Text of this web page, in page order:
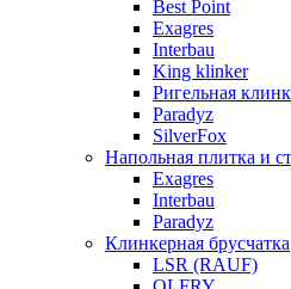
Best Point
Exagres
Interbau
King klinker
Ригельная
Paradyz
SilverFox
Напольная плитка и
Exagres
Interbau
Paradyz
Клинкерная брусчатка
LSR (RAUF)